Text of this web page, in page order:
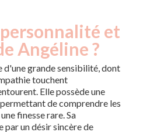
et
Angéline ?
d'une grande sensibilité, dont
touchent
Elle possède une
de comprendre les
finesse rare. Sa
par un désir sincère de